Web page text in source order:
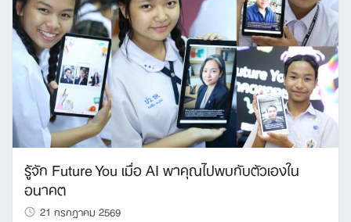
รู้จัก Future You เมื่อ AI พาคุณไปพบกับตัวเองใน
อนาคต
21 กรกฎาคม 2569